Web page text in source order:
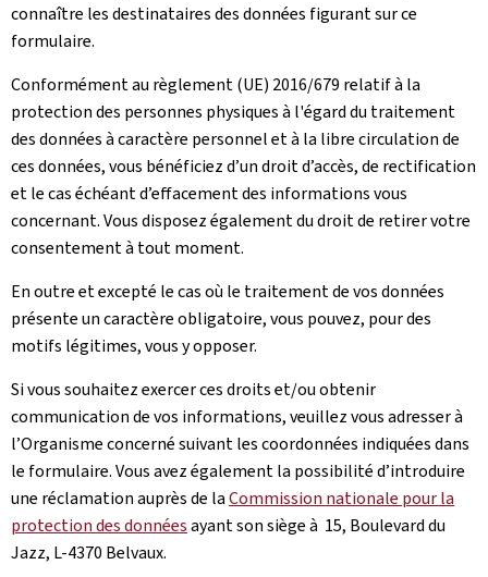
connaître les destinataires des données figurant sur ce
formulaire.
Conformément au règlement (UE) 2016/679 relatif à la
protection des personnes physiques à l'égard du traitement
des données à caractère personnel et à la libre circulation de
ces données, vous bénéficiez d’un droit d’accès, de rectification
et le cas échéant d’effacement des informations vous
concernant. Vous disposez également du droit de retirer votre
consentement à tout moment.
En outre et excepté le cas où le traitement de vos données
présente un caractère obligatoire, vous pouvez, pour des
motifs légitimes, vous y opposer.
Si vous souhaitez exercer ces droits et/ou obtenir
communication de vos informations, veuillez vous adresser à
l’Organisme concerné suivant les coordonnées indiquées dans
le formulaire. Vous avez également la possibilité d’introduire
une réclamation auprès de laCommission nationale pour la
protection des donnéesayant son siège à 15, Boulevard du
Jazz, L-4370 Belvaux.